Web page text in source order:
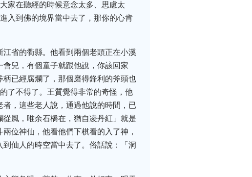
家在聽經的時候意念太多、思慮太
入到佛的境界當中去了，那你的心肯
省的衢縣。他看到兩個老頭正在小溪
兒，有個童子就跟他說，你該回家
已經腐爛了，那個磨得鋒利的斧頭也
了不得了。王質覺得非常的奇怪，他
，這些老人說，通過他說的時間，已
風，唯余石橋在，猶自凌丹紅」就是
位神仙，他看他們下棋看的入了神，
仙人的時空當中去了。俗話說：「洞